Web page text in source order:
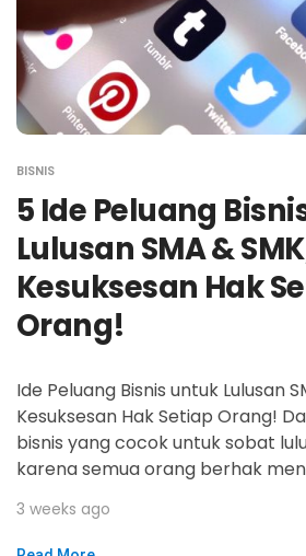
BISNIS
5 Ide Peluang
Lulusan SMA &
Kesuksesan Hak
Orang!
Ide Peluang Bisnis untuk Lulusan
Kesuksesan Hak Setiap Orang!
bisnis yang cocok untuk sobat
karena semua orang berhak
3 weeks ago